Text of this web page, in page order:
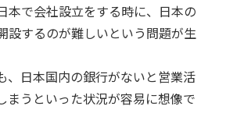
本で会社設立をする時に、日本の
設するのが難しいという問題が生
、日本国内の銀行がないと営業活
まうといった状況が容易に想像で